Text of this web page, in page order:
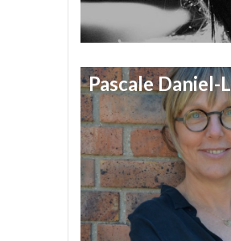
Pascale Daniel-